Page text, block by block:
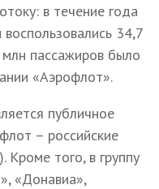
в течение года
34,7
пассажиров было
«Аэрофлот».
публичное
– российские
того, в группу
«Донавиа»,